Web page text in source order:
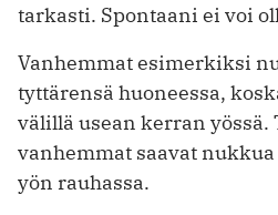
tarkasti. Spontaani ei voi
Vanhemmat esimerkiksi
tyttärensä huoneessa,
välillä usean kerran yössä.
vanhemmat saavat
yön rauhassa.